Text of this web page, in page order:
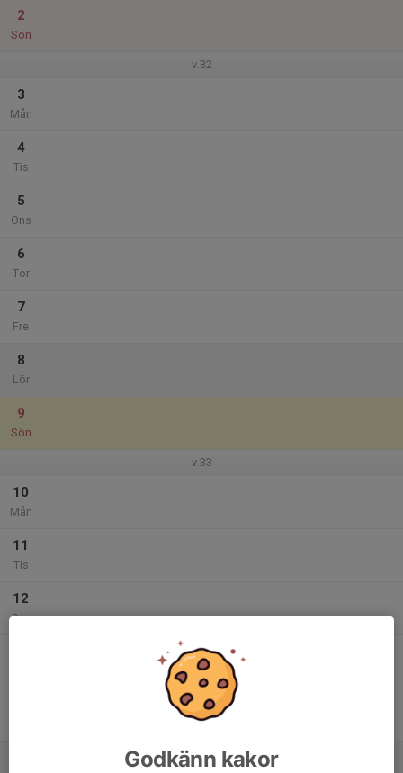
2
Sön
v.32
3
Mån
4
Tis
5
Ons
6
Tor
7
Fre
8
Lör
9
Sön
v.33
10
Mån
11
Tis
12
Ons
Godkänn kakor